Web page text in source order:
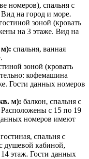
номеров), спальня с
Вид на город и море.
зоной (кровать
на 3 этаже. Вид на
м): спальня, ванная
зоной (кровать
кофемашина
Гости данных номеров
м): балкон, спальня с
Расположены с 15 по 19
номеров имеют
спальня с
душевой кабиной,
этаж. Гости данных